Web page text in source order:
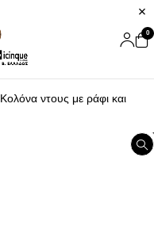
0
Κολόνα ντους με ράφι και